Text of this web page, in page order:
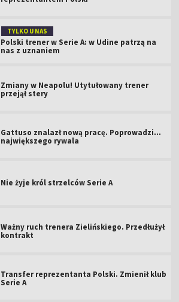
TYLKO U NAS
Polski trener w Serie A: w Udine patrzą na
nas z uznaniem
Zmiany w Neapolu! Utytułowany trener
przejął stery
Gattuso znalazł nową pracę. Poprowadzi...
największego rywala
Nie żyje król strzelców Serie A
Ważny ruch trenera Zielińskiego. Przedłużył
kontrakt
Transfer reprezentanta Polski. Zmienił klub
Serie A